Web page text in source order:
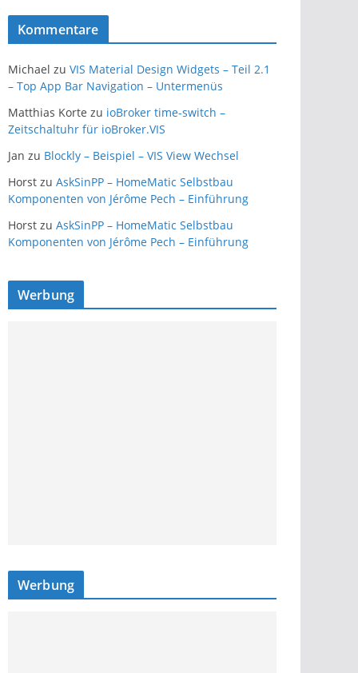
Kommentare
Michael zu VIS Material Design Widgets – Teil 2.1
– Top App Bar Navigation – Untermenüs
Matthias Korte zu ioBroker time-switch –
Zeitschaltuhr für ioBroker.VIS
Jan zu Blockly – Beispiel – VIS View Wechsel
Horst zu AskSinPP – HomeMatic Selbstbau
Komponenten von Jérôme Pech – Einführung
Horst zu AskSinPP – HomeMatic Selbstbau
Komponenten von Jérôme Pech – Einführung
Werbung
Werbung